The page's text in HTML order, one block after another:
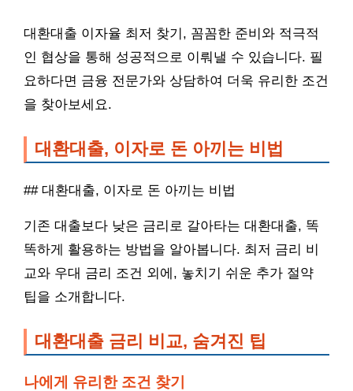
대환대출 이자율 최저 찾기, 꼼꼼한 준비와 적극적
인 협상을 통해 성공적으로 이뤄낼 수 있습니다. 필
요하다면 금융 전문가와 상담하여 더욱 유리한 조건
을 찾아보세요.
대환대출, 이자로 돈 아끼는 비법
## 대환대출, 이자로 돈 아끼는 비법
기존 대출보다 낮은 금리로 갈아타는 대환대출, 똑
똑하게 활용하는 방법을 알아봅니다. 최저 금리 비
교와 우대 금리 조건 외에, 놓치기 쉬운 추가 절약
팁을 소개합니다.
대환대출 금리 비교, 숨겨진 팁
나에게 유리한 조건 찾기